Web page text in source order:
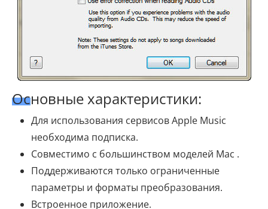
Основные характеристики:
Для использования сервисов Apple Music
необходима подписка.
Совместимо с большинством моделей Mac .
Поддерживаются только ограниченные
параметры и форматы преобразования.
Встроенное приложение.